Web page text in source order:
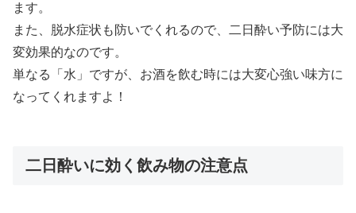
ます。
また、脱水症状も防いでくれるので、二日酔い予防には大
変効果的なのです。
単なる「水」ですが、お酒を飲む時には大変心強い味方に
なってくれますよ！
二日酔いに効く飲み物の注意点